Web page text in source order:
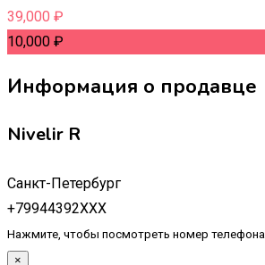
39,000 ₽
10,000 ₽
Информация о продавце
Nivelir R
Санкт-Петербург
+79944392XXX
Нажмите, чтобы посмотреть номер телефона
×